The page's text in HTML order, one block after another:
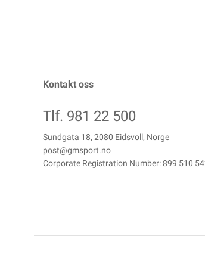
Kontakt oss
Tlf. 981 22 500
Sundgata 18, 2080 Eidsvoll, Norge
post@gmsport.no
Corporate Registration Number: 899 510